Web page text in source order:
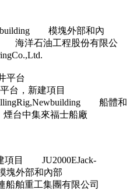
模塊外部和內
洋石油工程股份有限公
平台
台，新建項目
船體和
台中集來福士船廠
新建項目 JU2000EJack-
塊外部和內部
船舶重工集團有限公司